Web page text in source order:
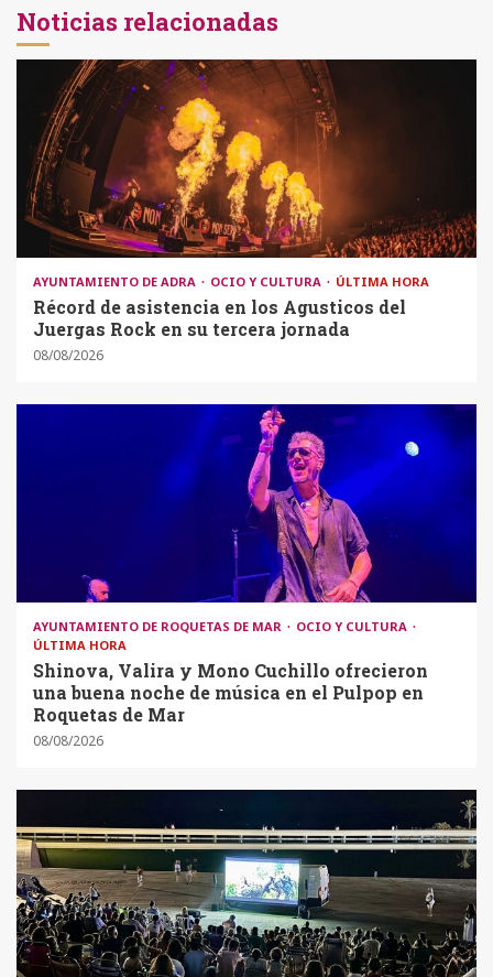
Noticias relacionadas
AYUNTAMIENTO DE ADRA OCIO Y CULTURA ÚLTIMA HORA
Récord de asistencia en los Agusticos del
Juergas Rock en su tercera jornada
08/08/2026
AYUNTAMIENTO DE ROQUETAS DE MAR
OCIO Y CULTURA
ÚLTIMA HORA
Shinova, Valira y Mono Cuchillo ofrecieron
una buena noche de música en el Pulpop en
Roquetas de Mar
08/08/2026